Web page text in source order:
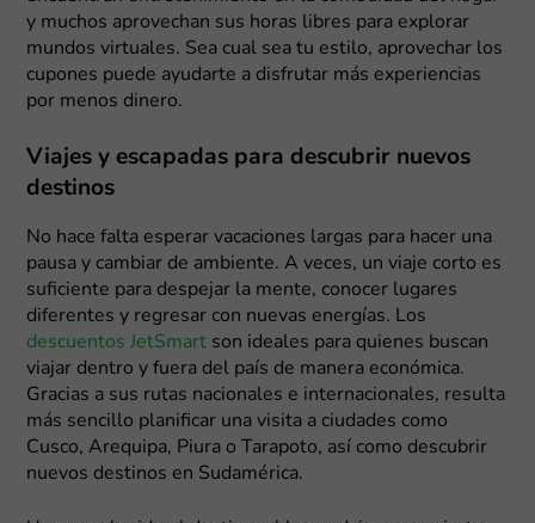
y muchos aprovechan sus horas libres para explorar
mundos virtuales. Sea cual sea tu estilo, aprovechar los
cupones puede ayudarte a disfrutar más experiencias
por menos dinero.
Viajes y escapadas para descubrir nuevos
destinos
No hace falta esperar vacaciones largas para hacer una
pausa y cambiar de ambiente. A veces, un viaje corto es
suficiente para despejar la mente, conocer lugares
diferentes y regresar con nuevas energías. Los
descuentos JetSmart son ideales para quienes buscan
viajar dentro y fuera del país de manera económica.
Gracias a sus rutas nacionales e internacionales, resulta
más sencillo planificar una visita a ciudades como
Cusco, Arequipa, Piura o Tarapoto, así como descubrir
nuevos destinos en Sudamérica.